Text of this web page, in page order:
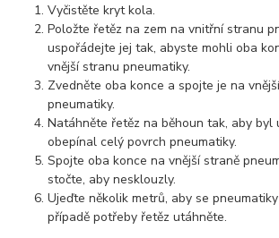
Vyčistěte kryt kola.
Položte řetěz na zem na vnitřní stranu
uspořádejte jej tak, abyste mohli oba
vnější stranu pneumatiky.
Zvedněte oba konce a spojte je na
pneumatiky.
Natáhněte řetěz na běhoun tak, aby byl
obepínal celý povrch pneumatiky.
Spojte oba konce na vnější straně
stočte, aby nesklouzly.
Ujeďte několik metrů, aby se
případě potřeby řetěz utáhněte.